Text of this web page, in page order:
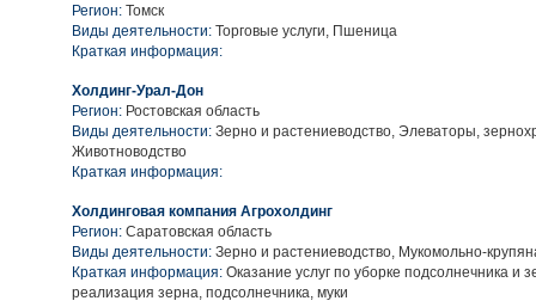
Регион: Томск
Виды деятельности: Торговые услуги, Пшеница
Краткая информация:
Холдинг-Урал-Дон
Регион: Ростовская область
Виды деятельности: Зерно и растениеводство, Элеваторы,
Животноводство
Краткая информация:
Холдинговая компания Агрохолдинг
Регион: Саратовская область
Виды деятельности: Зерно и растениеводство, Мукомольно-
Краткая информация: Оказание услуг по уборке подсолнечника и
реализация зерна, подсолнечника, муки